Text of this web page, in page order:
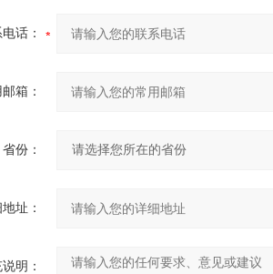
话：
箱：
省份：
址：
明：